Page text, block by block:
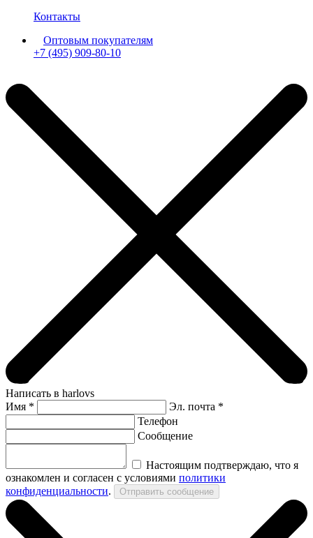
Контакты
Оптовым покупателям
+7 (495) 909-80-10
Написать в harlovs
Имя *
Эл. почта *
Телефон
Сообщение
Настоящим подтверждаю, что я
ознакомлен и согласен с условиями политики
конфиденциальности.